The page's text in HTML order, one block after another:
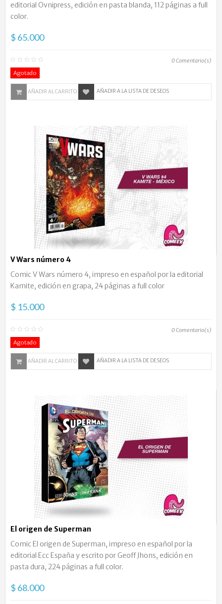
editorial Ovnipress, edición en pasta blanda, 112 páginas a full
color.
$ 65.000
0Comentario(s)
Agotado
AÑADIR AL CARRITO AÑADIR A LA LISTA DE DESEOS
V Wars número 4
Comic V Wars número 4, impreso en español por la editorial
Kamite, edición en grapa, 24 páginas a full color
$ 15.000
0Comentario(s)
Agotado
AÑADIR AL CARRITO AÑADIR A LA LISTA DE DESEOS
El origen de Superman
Comic El origen de Superman, impreso en español por la
editorial Ecc España y escrito por Geoff Jhons, edición en
pasta dura, 224 páginas a full color.
$ 68.000